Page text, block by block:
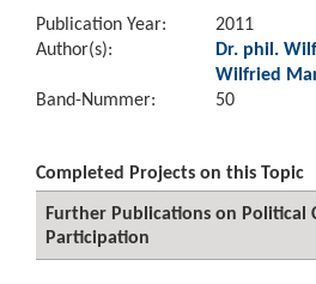
Publication Year:
2011
Author(s):
Dr. phil.
Wilfried
Band-Nummer:
50
Completed Projects on this Topic
Further Publications on Political
Participation